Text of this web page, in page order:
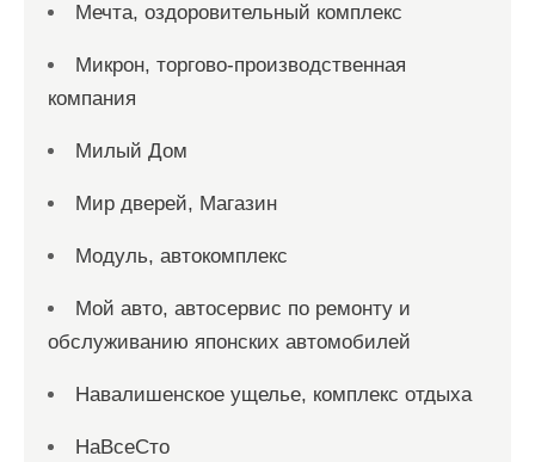
Мечта, оздоровительный комплекс
Микрон, торгово-производственная
компания
Милый Дом
Мир дверей, Магазин
Модуль, автокомплекс
Мой авто, автосервис по ремонту и
обслуживанию японских автомобилей
Навалишенское ущелье, комплекс отдыха
НаВсеСто